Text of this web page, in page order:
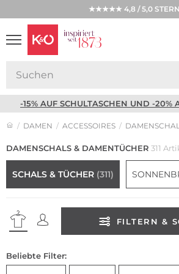
★★★★★ 4,8 / 5,0
-15% AUF SCHULTASCHEN UND -20%
DAMEN ACCESSOIRES
DAMENSCHALS & DAMENTÜCHER 311
SCHALS & TÜCHER (311)
FILTERN &
Beliebte Filter: